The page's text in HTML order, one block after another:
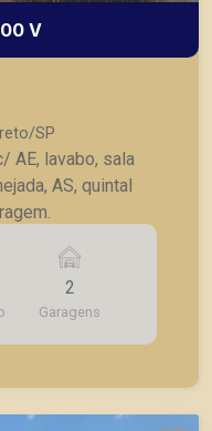
V
SP
AE, lavabo, sala
2
Garagens